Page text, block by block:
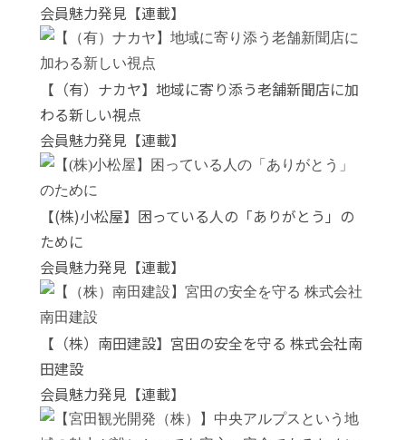
会員魅力発見【連載】
【（有）ナカヤ】地域に寄り添う老舗新聞店に加
わる新しい視点
会員魅力発見【連載】
【(株)小松屋】困っている人の「ありがとう」の
ために
会員魅力発見【連載】
【（株）南田建設】宮田の安全を守る 株式会社南
田建設
会員魅力発見【連載】